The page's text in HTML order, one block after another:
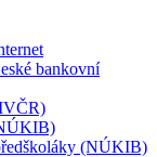
bankovní
(NÚKIB)